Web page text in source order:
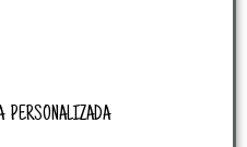
PERSONALIZADA